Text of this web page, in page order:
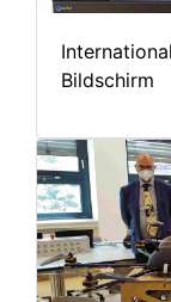
Bildschirm